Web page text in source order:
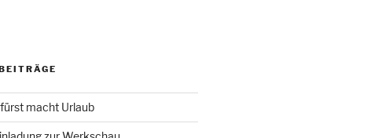
macht Urlaub